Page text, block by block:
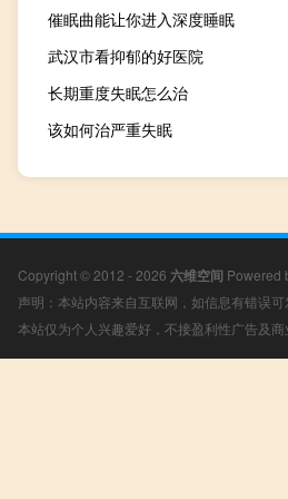
催眠曲能让你进入深度睡眠
武汉市看抑郁的好医院
长期重度失眠怎么治
该如何治严重失眠
Copyright © 2012 - 2026 六维空间 Powered
声明：本站内容来自互联网，如信息有错误
本站仅为个人兴趣爱好，不接盈利性广告及商